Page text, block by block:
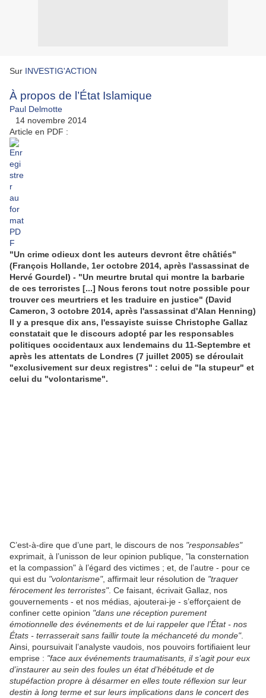
Sur INVESTIG'ACTION
À propos de l’État Islamique
Paul Delmotte
14 novembre 2014
Article en PDF :
"Un crime odieux dont les auteurs devront être châtiés"
(François Hollande, 1er octobre 2014, après l'assassinat de
Hervé Gourdel) - "Un meurtre brutal qui montre la barbarie
de ces terroristes [...] Nous ferons tout notre possible pour
trouver ces meurtriers et les traduire en justice" (David
Cameron, 3 octobre 2014, après l'assassinat d'Alan Henning)
Il y a presque dix ans, l'essayiste suisse Christophe Gallaz
constatait que le discours adopté par les responsables
politiques occidentaux aux lendemains du 11-Septembre et
après les attentats de Londres (7 juillet 2005) se déroulait
"exclusivement sur deux registres" : celui de "la stupeur" et
celui du "volontarisme".
C’est-à-dire que d’une part, le discours de nos "responsables"
exprimait, à l’unisson de leur opinion publique, "la consternation
et la compassion" à l’égard des victimes ; et, de l’autre - pour ce
qui est du "volontarisme", affirmait leur résolution de "traquer
férocement les terroristes". Ce faisant, écrivait Gallaz, nos
gouvernements - et nos médias, ajouterai-je - s’efforçaient de
confiner cette opinion "dans une réception purement
émotionnelle des événements et de lui rappeler que l’État - nos
États - terrasserait sans faillir toute la méchanceté du monde".
Ainsi, poursuivait l’analyste vaudois, nos pouvoirs fortifiaient leur
emprise : "face aux événements traumatisants, il s’agit pour eux
d’instaurer au sein des foules un état d’hébétude et de
stupéfaction propre à désarmer en elles toute réflexion sur leur
destin à long terme et sur leurs implications dans le concert des